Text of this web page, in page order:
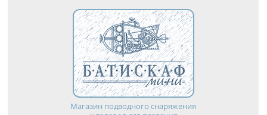
Магазин подводного снаряжения